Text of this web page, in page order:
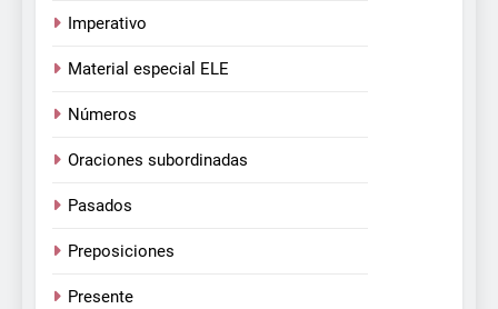
Imperativo
Material especial ELE
Números
Oraciones subordinadas
Pasados
Preposiciones
Presente